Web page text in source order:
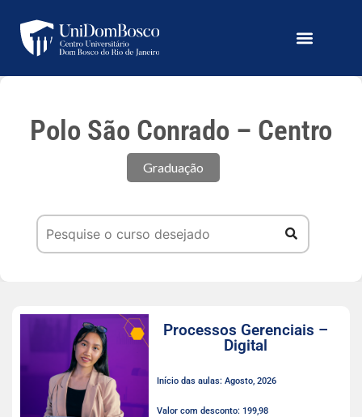
Polo São Conrado – Centro
Graduação
Processos Gerenciais –
Digital
Início das aulas: Agosto, 2026
Valor com desconto: 199,98